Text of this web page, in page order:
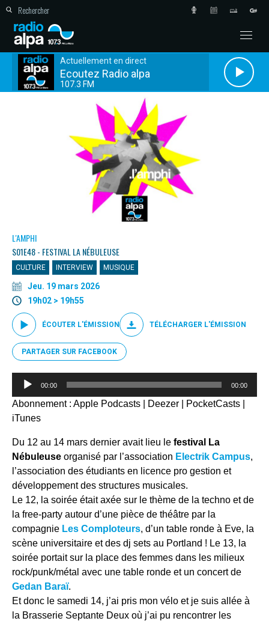
Actuellement en direct
Ecoutez Radio alpa
107.3 FM
L'AMPHI
S01E48 - FESTIVAL LA NÉBULEUSE
CULTURE INTERVIEW MUSIQUE
Jeu. 19 mars 2026
19h02 > 19h55
ÉCOUTER L'ÉMISSION TÉLÉCHARGER L'ÉMISSION
PARTAGER SUR FACEBOOK
Lecteur
00:00 00:00
Abonnement : Apple Podcasts Deezer PocketCasts
iTunes
Du 12 au 14 mars dernier avait lieu le festival La
Nébuleuse organisé par l’association Electrik Campus,
l’association des étudiants en licence pro gestion et
développement des structures musicales.
Le 12, la soirée était axée sur le thème de la techno et de
la free-party autour d’une pièce de théâtre par la
compagnie Les Comploteurs, d’un table ronde à Eve, la
scène universitaire et des dj sets au Portland ! Le 13, la
soirée portait sur la place des femmes dans les milieux
rock/punk/métal avec une table ronde et un concert de
Gedan Baraï.
Et donc le samedi 14, j’ai pris mon vélo et je suis allée à
la Brasserie Septante Deux où j’ai pu rencontrer les